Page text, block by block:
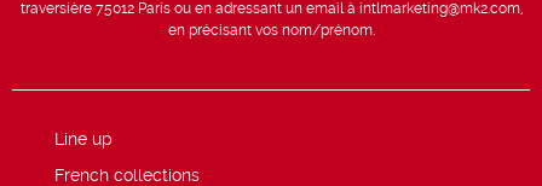
traversière 75012 Paris ou en adressant un email à intlmarketing@mk2.com,
en précisant vos nom/prénom.
Line up
French collections